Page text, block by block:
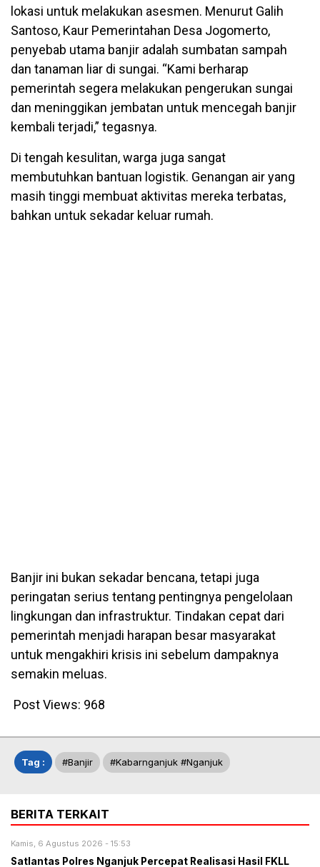
lokasi untuk melakukan asesmen. Menurut Galih
Santoso, Kaur Pemerintahan Desa Jogomerto,
penyebab utama banjir adalah sumbatan sampah
dan tanaman liar di sungai. “Kami berharap
pemerintah segera melakukan pengerukan sungai
dan meninggikan jembatan untuk mencegah banjir
kembali terjadi,” tegasnya.
Di tengah kesulitan, warga juga sangat
membutuhkan bantuan logistik. Genangan air yang
masih tinggi membuat aktivitas mereka terbatas,
bahkan untuk sekadar keluar rumah.
Banjir ini bukan sekadar bencana, tetapi juga
peringatan serius tentang pentingnya pengelolaan
lingkungan dan infrastruktur. Tindakan cepat dari
pemerintah menjadi harapan besar masyarakat
untuk mengakhiri krisis ini sebelum dampaknya
semakin meluas.
Post Views: 968
Tag : #banjir #kabarnganjuk #nganjuk
BERITA TERKAIT
Kamis, 6 Agustus 2026 - 15:53
Satlantas Polres Nganjuk Percepat Realisasi Hasil FKLL